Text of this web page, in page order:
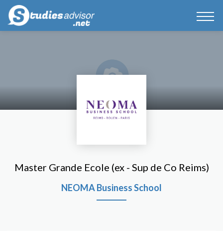
Master Grande Ecole (ex - Sup de Co Reims)
NEOMA Business School